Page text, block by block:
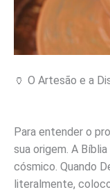
🏺 O Artesão e a
Para entender o
sua origem. A
cósmico. Quando
literalmente,